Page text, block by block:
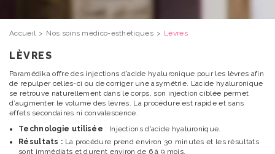
Accueil Nos soins médico-esthétiques Lèvres
LÈVRES
Paramédika offre des injections d’acide hyaluronique pour les lèvres afin
de repulper celles-ci ou de corriger une asymétrie. L’acide hyaluronique
se retrouve naturellement dans le corps, son injection ciblée permet
d’augmenter le volume des lèvres. La procédure est rapide et sans
effets secondaires ni convalescence.
Technologie utilisée : Injections d’acide hyaluronique.
Résultats : La procédure prend environ 30 minutes et les résultats
sont immédiats et durent environ de 6 à 9 mois. ​​​​​​